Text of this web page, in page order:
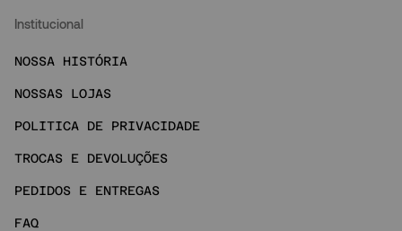
Institucional
NOSSA HISTÓRIA
NOSSAS LOJAS
POLITICA DE PRIVACIDADE
TROCAS E DEVOLUÇÕES
PEDIDOS E ENTREGAS
FAQ